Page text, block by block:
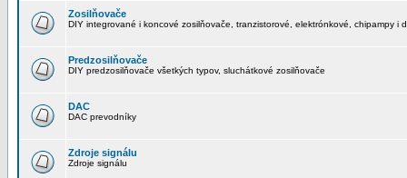
Zosilňovače
DIY integrované i koncové zosilňovače, tranzistorové, elektrónkové, chipampy i
Predzosilňovače
DIY predzosilňovače všetkých typov, sluchátkové zosilňovače
DAC
DAC prevodníky
Zdroje signálu
Zdroje signálu